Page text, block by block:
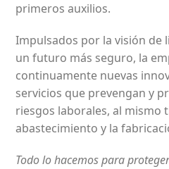
primeros auxilios.
Impulsados por la visión de
un futuro más seguro, la
continuamente nuevas
servicios que prevengan y
riesgos laborales, al mismo
abastecimiento y la
Todo lo hacemos para